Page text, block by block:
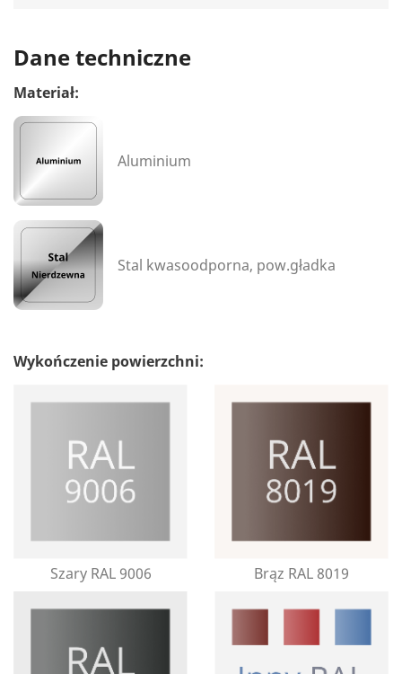
Dane techniczne
Materiał:
Aluminium
Stal kwasoodporna, pow.gładka
Wykończenie powierzchni:
Szary RAL 9006 Brąz RAL 8019